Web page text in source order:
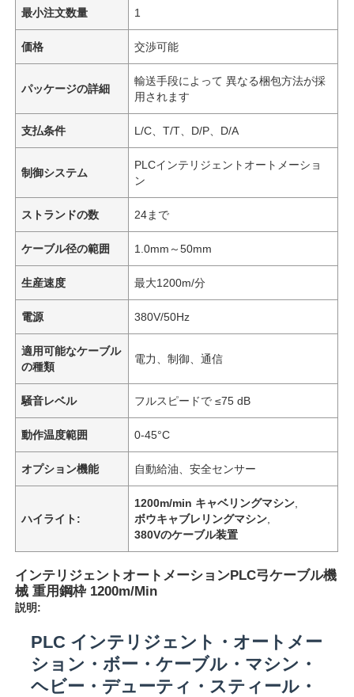
最小注文数量 1
価格 交渉可能
パッケージの詳細
輸送手段によって 異なる梱包方法が採
用されます
支払条件 L/C、T/T、D/P、D/A
制御システム
PLCインテリジェントオートメーショ
ン
ストランドの数 24まで
ケーブル径の範囲 1.0mm～50mm
生産速度 最大1200m/分
電源 380V/50Hz
適用可能なケーブル
の種類
電力、制御、通信
騒音レベル フルスピードで ≤75 dB
動作温度範囲 0-45°C
オプション機能 自動給油、安全センサー
ハイライト:
1200m/min キャベリングマシン
ボウキャブレリングマシン
380Vのケーブル装置
インテリジェントオートメーションPLC弓ケーブル機
械 重用鋼枠 1200m/Min
説明:
PLC インテリジェント・オートメー
ション・ボー・ケーブル・マシン・
ヘビー・デューティ・スティール・